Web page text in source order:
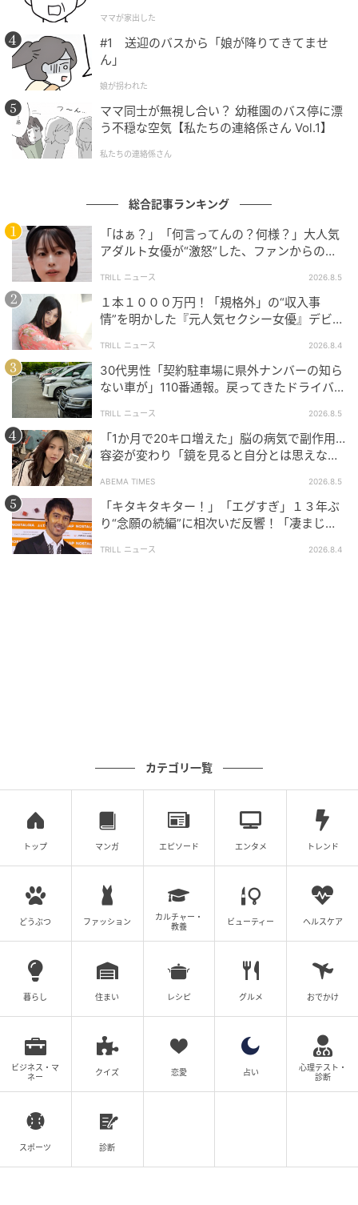
ウーマンエキサイト
ウーマンエキサイト
ウーマンエキサイト
ウーマンエキサイト
ママが家出した
#1 送迎のバスから「娘が降りてきてませ
ん」
娘が拐われた
ママ同士が無視し合い？ 幼稚園のバス停に漂
う不穏な空気【私たちの連絡係さん Vol.1】
私たちの連絡係さん
総合記事ランキング
「はぁ？」「何言ってんの？何様？」大人気
アダルト女優が“激怒”した、ファンからの
TRILL ニュース 2026.8.5
１本１０００万円！「規格外」の“収入事
情”を明かした『元人気セクシー女優』デビュ
TRILL ニュース 2026.8.4
30代男性「契約駐車場に県外ナンバーの知ら
ない車が」110番通報。戻ってきたドライバー
TRILL ニュース 2026.8.5
「1か月で20キロ増えた」脳の病気で副作用…
容姿が変わり「鏡を見ると自分とは思えなか
ABEMA TIMES 2026.8.5
「キタキタキター！」「エグすぎ」１３年ぶ
り“念願の続編”に相次いだ反響！「凄まじく
TRILL ニュース 2026.8.4
カテゴリ一覧
トップ マンガ エピソード エンタメ トレンド
どうぶつ ファッション
カルチャー・
教養
ビューティー ヘルスケア
暮らし 住まい レシピ グルメ おでかけ
ビジネス・マ
ネー
クイズ 恋愛 占い
心理テスト・
診断
スポーツ 診断